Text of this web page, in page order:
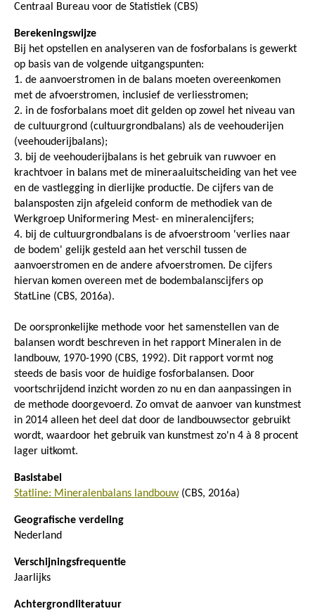
Centraal Bureau voor de Statistiek (CBS)
Berekeningswijze
Bij het opstellen en analyseren van de fosforbalans is gewerkt
op basis van de volgende uitgangspunten:
1. de aanvoerstromen in de balans moeten overeenkomen
met de afvoerstromen, inclusief de verliesstromen;
2. in de fosforbalans moet dit gelden op zowel het niveau van
de cultuurgrond (cultuurgrondbalans) als de veehouderijen
(veehouderijbalans);
3. bij de veehouderijbalans is het gebruik van ruwvoer en
krachtvoer in balans met de mineraaluitscheiding van het vee
en de vastlegging in dierlijke productie. De cijfers van de
balansposten zijn afgeleid conform de methodiek van de
Werkgroep Uniformering Mest- en mineralencijfers;
4. bij de cultuurgrondbalans is de afvoerstroom 'verlies naar
de bodem' gelijk gesteld aan het verschil tussen de
aanvoerstromen en de andere afvoerstromen. De cijfers
hiervan komen overeen met de bodembalanscijfers op
StatLine (CBS, 2016a).
De oorspronkelijke methode voor het samenstellen van de
balansen wordt beschreven in het rapport Mineralen in de
landbouw, 1970-1990 (CBS, 1992). Dit rapport vormt nog
steeds de basis voor de huidige fosforbalansen. Door
voortschrijdend inzicht worden zo nu en dan aanpassingen in
de methode doorgevoerd. Zo omvat de aanvoer van kunstmest
in 2014 alleen het deel dat door de landbouwsector gebruikt
wordt, waardoor het gebruik van kunstmest zo'n 4 à 8 procent
lager uitkomt.
Basistabel
Statline: Mineralenbalans landbouw(CBS, 2016a)
Geografische verdeling
Nederland
Verschijningsfrequentie
Jaarlijks
Achtergrondliteratuur